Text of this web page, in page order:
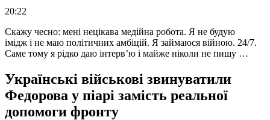
20:22
Скажу чесно: мені нецікава медійна робота. Я не будую
імідж і не маю політичних амбіцій. Я займаюся війною. 24/7.
Саме тому я рідко даю інтерв’ю і майже ніколи не пишу …
Українські військові звинуватили
Федорова у піарі замість реальної
допомоги фронту